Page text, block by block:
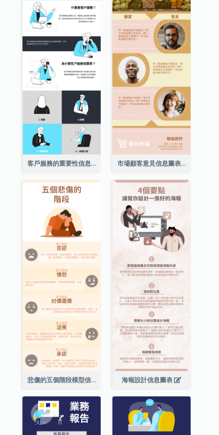
客戶服務的重要性信息圖表 市場顧客意見信息圖表
悲傷的五個階段模型信息圖表 海報設計信息圖表